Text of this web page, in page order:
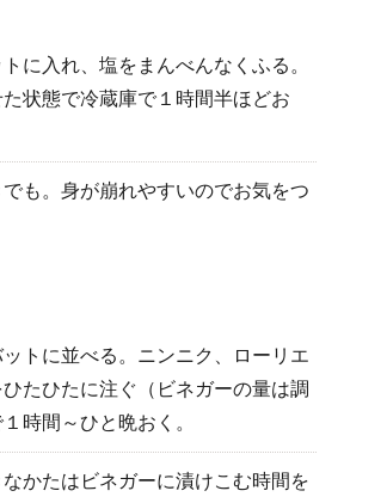
に入れ、塩をまんべんなくふる。
状態で冷蔵庫で１時間半ほどお
も。身が崩れやすいのでお気をつ
トに並べる。ニンニク、ローリエ
たひたに注ぐ（ビネガーの量は調
時間～ひと晩おく。
かたはビネガーに漬けこむ時間を